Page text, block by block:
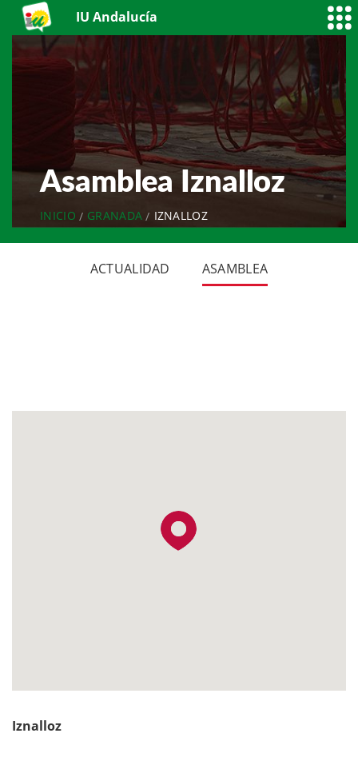
IU Andalucía
Asamblea Iznalloz
INICIO GRANADA IZNALLOZ
ACTUALIDAD ASAMBLEA
Iznalloz